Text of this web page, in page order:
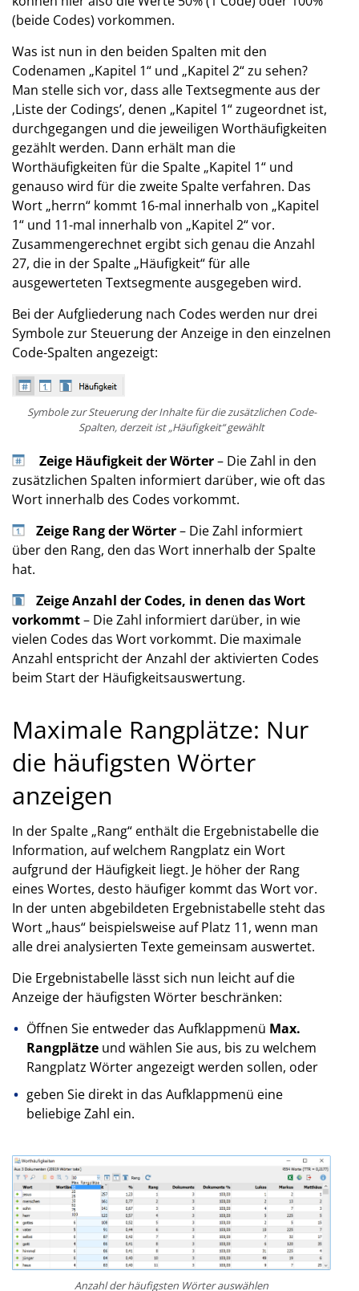
(beide Codes) vorkommen.
Was ist nun in den beiden Spalten mit den
Codenamen „Kapitel 1“ und „Kapitel 2“ zu sehen?
Man stelle sich vor, dass alle Textsegmente aus der
‚Liste der Codings’, denen „Kapitel 1“ zugeordnet ist,
durchgegangen und die jeweiligen Worthäufigkeiten
gezählt werden. Dann erhält man die
Worthäufigkeiten für die Spalte „Kapitel 1“ und
genauso wird für die zweite Spalte verfahren. Das
Wort „herrn“ kommt 16-mal innerhalb von „Kapitel
1“ und 11-mal innerhalb von „Kapitel 2“ vor.
Zusammengerechnet ergibt sich genau die Anzahl
27, die in der Spalte „Häufigkeit“ für alle
ausgewerteten Textsegmente ausgegeben wird.
Bei der Aufgliederung nach Codes werden nur drei
Symbole zur Steuerung der Anzeige in den einzelnen
Code-Spalten angezeigt:
Symbole zur Steuerung der Inhalte für die zusätzlichen Code-
Spalten, derzeit ist „Häufigkeit“ gewählt
Zeige Häufigkeit der Wörter– Die Zahl in den
zusätzlichen Spalten informiert darüber, wie oft das
Wort innerhalb des Codes vorkommt.
Zeige Rang der Wörter– Die Zahl informiert
über den Rang, den das Wort innerhalb der Spalte
hat.
Zeige Anzahl der Codes, in denen das Wort
vorkommt– Die Zahl informiert darüber, in wie
vielen Codes das Wort vorkommt. Die maximale
Anzahl entspricht der Anzahl der aktivierten Codes
beim Start der Häufigkeitsauswertung.
Maximale Rangplätze: Nur
die häufigsten Wörter
anzeigen
In der Spalte „Rang“ enthält die Ergebnistabelle die
Information, auf welchem Rangplatz ein Wort
aufgrund der Häufigkeit liegt. Je höher der Rang
eines Wortes, desto häufiger kommt das Wort vor.
In der unten abgebildeten Ergebnistabelle steht das
Wort „haus“ beispielsweise auf Platz 11, wenn man
alle drei analysierten Texte gemeinsam auswertet.
Die Ergebnistabelle lässt sich nun leicht auf die
Anzeige der häufigsten Wörter beschränken:
Öffnen Sie entweder das Aufklappmenü Max.
Rangplätzeund wählen Sie aus, bis zu welchem
Rangplatz Wörter angezeigt werden sollen, oder
geben Sie direkt in das Aufklappmenü eine
beliebige Zahl ein.
Anzahl der häufigsten Wörter auswählen